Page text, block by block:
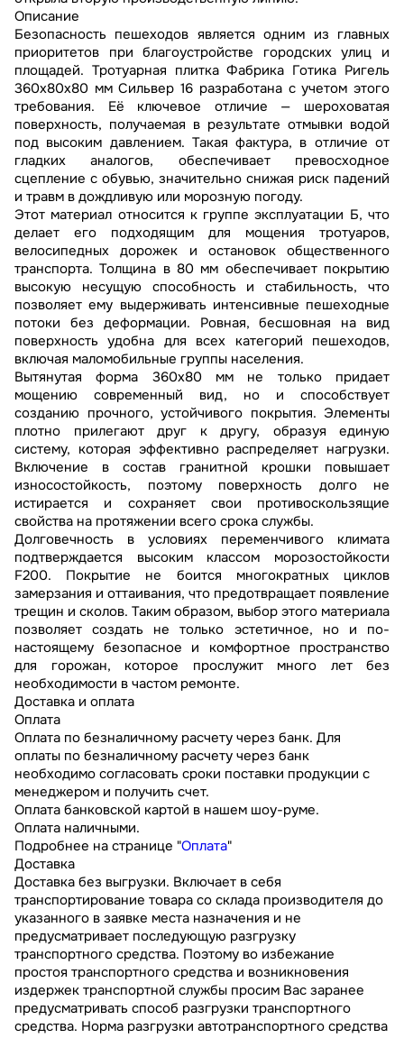
Описание
Безопасность пешеходов является одним из главных
приоритетов при благоустройстве городских улиц и
площадей. Тротуарная плитка Фабрика Готика Ригель
360х80х80 мм Сильвер 16 разработана с учетом этого
требования. Её ключевое отличие — шероховатая
поверхность, получаемая в результате отмывки водой
под высоким давлением. Такая фактура, в отличие от
гладких аналогов, обеспечивает превосходное
сцепление с обувью, значительно снижая риск падений
и травм в дождливую или морозную погоду.
Этот материал относится к группе эксплуатации Б, что
делает его подходящим для мощения тротуаров,
велосипедных дорожек и остановок общественного
транспорта. Толщина в 80 мм обеспечивает покрытию
высокую несущую способность и стабильность, что
позволяет ему выдерживать интенсивные пешеходные
потоки без деформации. Ровная, бесшовная на вид
поверхность удобна для всех категорий пешеходов,
включая маломобильные группы населения.
Вытянутая форма 360х80 мм не только придает
мощению современный вид, но и способствует
созданию прочного, устойчивого покрытия. Элементы
плотно прилегают друг к другу, образуя единую
систему, которая эффективно распределяет нагрузки.
Включение в состав гранитной крошки повышает
износостойкость, поэтому поверхность долго не
истирается и сохраняет свои противоскользящие
свойства на протяжении всего срока службы.
Долговечность в условиях переменчивого климата
подтверждается высоким классом морозостойкости
F200. Покрытие не боится многократных циклов
замерзания и оттаивания, что предотвращает появление
трещин и сколов. Таким образом, выбор этого материала
позволяет создать не только эстетичное, но и по-
настоящему безопасное и комфортное пространство
для горожан, которое прослужит много лет без
необходимости в частом ремонте.
Доставка и оплата
Оплата
Оплата по безналичному расчету через банк. Для
оплаты по безналичному расчету через банк
необходимо согласовать сроки поставки продукции с
менеджером и получить счет.
Оплата банковской картой в нашем шоу-руме.
Оплата наличными.
Подробнее на странице "Оплата"
Доставка
Доставка без выгрузки. Включает в себя
транспортирование товара со склада производителя до
указанного в заявке места назначения и не
предусматривает последующую разгрузку
транспортного средства. Поэтому во избежание
простоя транспортного средства и возникновения
издержек транспортной службы просим Вас заранее
предусматривать способ разгрузки транспортного
средства. Норма разгрузки автотранспортного средства